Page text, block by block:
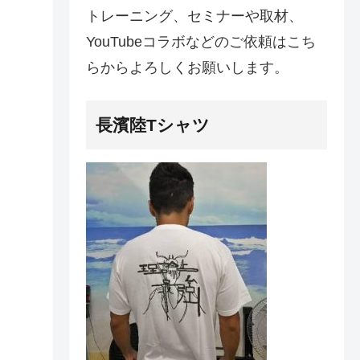
トレーニング、セミナーや取材、
YouTubeコラボなどのご依頼はこち
らからよろしくお願いします。
長濱陸Tシャツ